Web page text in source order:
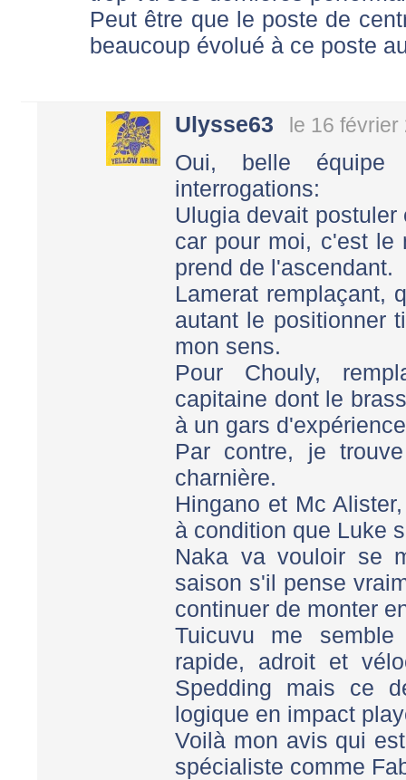
Peut être que le poste de
beaucoup évolué à ce poste
Ulysse63 le 16
Oui, belle
interrogations:
Ulugia devait
car pour moi, c'est le
prend de l'ascendant.
Lamerat remplaçant,
autant le positionner
mon sens.
Pour Chouly,
capitaine dont le
à un gars
Par contre, je
charnière.
Hingano et Mc
à condition que Luke
Naka va vouloir se
saison s'il pense
continuer de monter
Tuicuvu me
rapide, adroit et
Spedding mais ce
logique en impact
Voilà mon avis qui
spécialiste comme